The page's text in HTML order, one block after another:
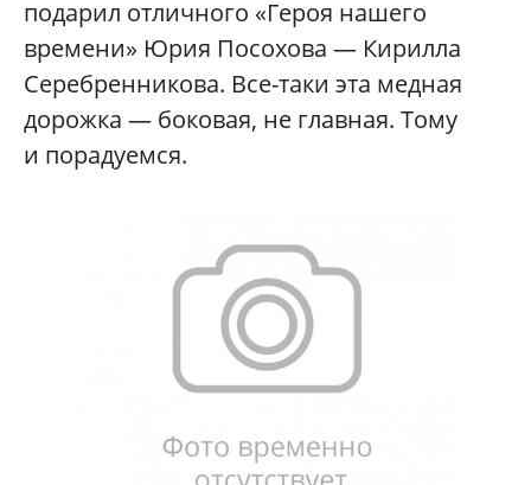
подарил отличного «Героя нашего
времени» Юрия Посохова — Кирилла
Серебренникова. Все-таки эта медная
дорожка — боковая, не главная. Тому
и порадуемся.